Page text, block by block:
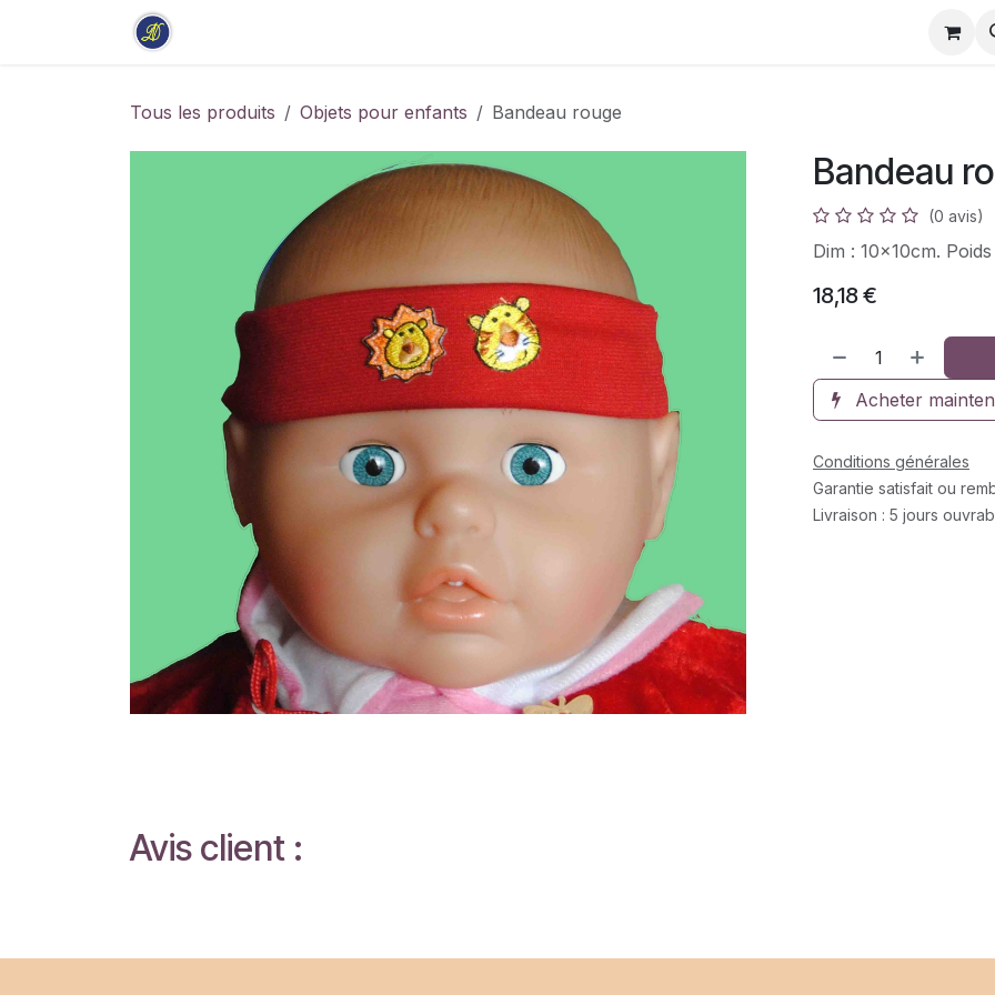
Se rendre au contenu
Tous les produits Objets pour enfants Bandeau rouge
Bandeau
(0 avis)
Dim : 10x10cm.
18,18€
Acheter
Conditions générales
Garantie satisfait ou
Livraison : 5 jours
Avis client :